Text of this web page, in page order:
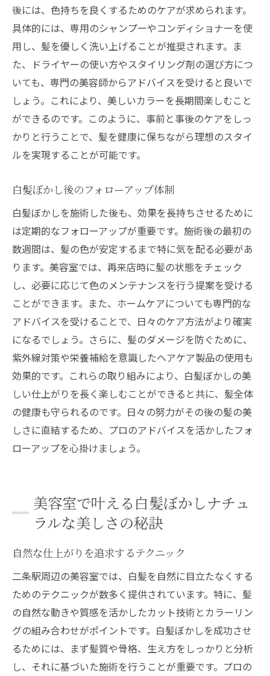
後には、色持ちを良くするためのケアが求められます。
具体的には、専用のシャンプーやコンディショナーを使
用し、髪を優しく洗い上げることが推奨されます。ま
た、ドライヤーの使い方やスタイリング剤の選び方につ
いても、専門の美容師からアドバイスを受けると良いで
しょう。これにより、美しいカラーを長期間楽しむこと
ができるのです。このように、事前と事後のケアをしっ
かりと行うことで、髪を健康に保ちながら理想のスタイ
ルを実現することが可能です。
白髪ぼかし後のフォローアップ体制
白髪ぼかしを施術した後も、効果を長持ちさせるために
は定期的なフォローアップが重要です。施術後の最初の
数週間は、髪の色が安定するまで特に気を配る必要があ
ります。美容室では、再来店時に髪の状態をチェック
し、必要に応じて色のメンテナンスを行う提案を受ける
ことができます。また、ホームケアについても専門的な
アドバイスを受けることで、日々のケア方法がより確実
になるでしょう。さらに、髪のダメージを防ぐために、
紫外線対策や栄養補給を意識したヘアケア製品の使用も
効果的です。これらの取り組みにより、白髪ぼかしの美
しい仕上がりを長く楽しむことができると共に、髪全体
の健康も守られるのです。日々の努力がその後の髪の美
しさに直結するため、プロのアドバイスを活かしたフォ
ローアップを心掛けましょう。
美容室で叶える白髪ぼかしナチュ
ラルな美しさの秘訣
自然な仕上がりを追求するテクニック
二条駅周辺の美容室では、白髪を自然に目立たなくする
ためのテクニックが数多く提供されています。特に、髪
の自然な動きや質感を活かしたカット技術とカラーリン
グの組み合わせがポイントです。白髪ぼかしを成功させ
るためには、まず髪質や骨格、生え方をしっかりと分析
し、それに基づいた施術を行うことが重要です。プロの